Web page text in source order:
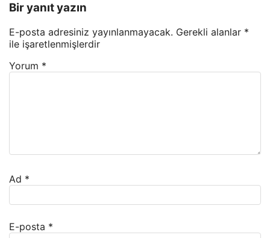
Bir yanıt yazın
E-posta adresiniz yayınlanmayacak. Gerekli alanlar *
ile işaretlenmişlerdir
Yorum *
Ad *
E-posta *